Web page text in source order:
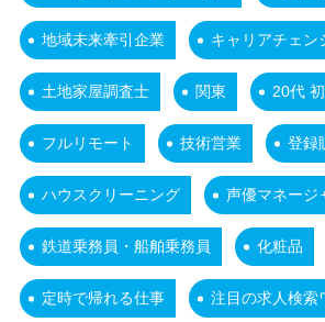
地域未来牽引企業 キャリアチェン
土地家屋調査士 関東 20代
フルリモート 技術営業 登録
ハウスクリーニング 声優マネージ
鉄道乗務員・船舶乗務員 化粧品
定時で帰れる仕事 注目の求人検索